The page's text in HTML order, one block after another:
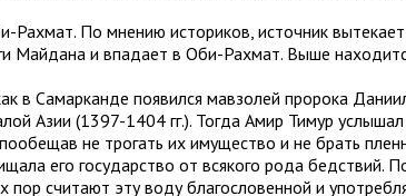
По мнению историков, источник
Майдана и впадает в Оби-Рахмат. Выше
в Самарканде появился мавзолей пророка
Азии (1397-1404 гг.). Тогда Амир Тимур
не трогать их имущество и не брать
его государство от всякого рода бедствий.
пор считают эту воду благословенной и